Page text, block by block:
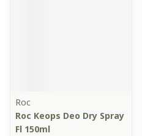
Roc
Roc Keops Deo Dry Spray
Fl 150ml